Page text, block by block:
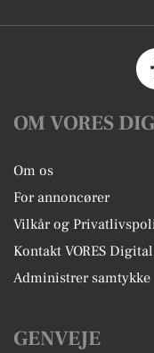
OM VORES
Om os
For annoncører
Vilkår og
Kontakt VORES Digital
Administrer samtykke
GENVEJE